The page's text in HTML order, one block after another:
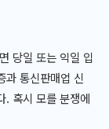
당일 또는 익일 입
과 통신판매업 신
. 혹시 모를 분쟁에